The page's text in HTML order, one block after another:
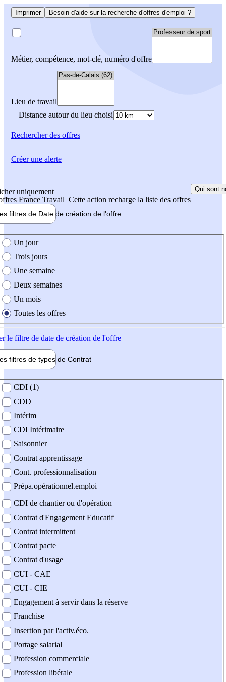
Imprimer Besoin d'aide sur la recherche d'offres d'emploi ?
Métier, compétence, mot-clé, numéro d'offre
Lieu de travail
Distance autour du lieu choisi
Rechercherdes offres
uniquement
France Travail Cette action recharge la liste des offres
Qui sont
filtres de Date de création de l'offre
création de l'offre
Un jour
Trois jours
Une semaine
Deux semaines
Un mois
Toutes les offres
le filtre de date de création de l'offre
filtres de types de Contrat
contrat
CDI (1)
CDD
Intérim
CDI Intérimaire
Saisonnier
Contrat apprentissage
Cont. professionnalisation
Prépa.opérationnel.emploi
CDI de chantier ou d'opération
Contrat d'Engagement Educatif
Contrat intermittent
Contrat pacte
Contrat d'usage
CUI - CAE
CUI - CIE
Engagement à servir dans la réserve
Franchise
Insertion par l'activ.éco.
Portage salarial
Profession commerciale
Profession libérale
Créer une alerte